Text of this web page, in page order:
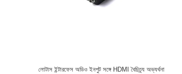
SDI HDMI CVBS মিনি ওয়্যারলেস ট্রান্সমিটার